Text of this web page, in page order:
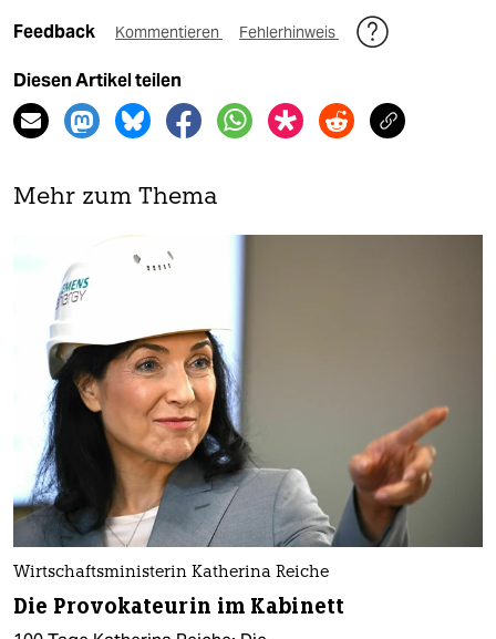
Feedback Kommentieren Fehlerhinweis
Diesen Artikel teilen
Mehr zum Thema
Wirtschaftsministerin Katherina Reiche
Die Provokateurin im Kabinett